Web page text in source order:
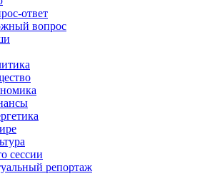
ответ
вопрос
сессии
репортаж